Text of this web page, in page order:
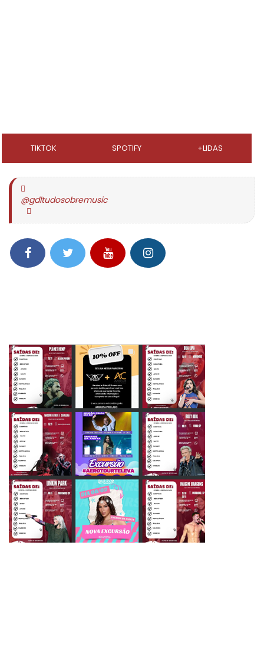
TIKTOK SPOTIFY +LIDAS
@gdltudosobremusic